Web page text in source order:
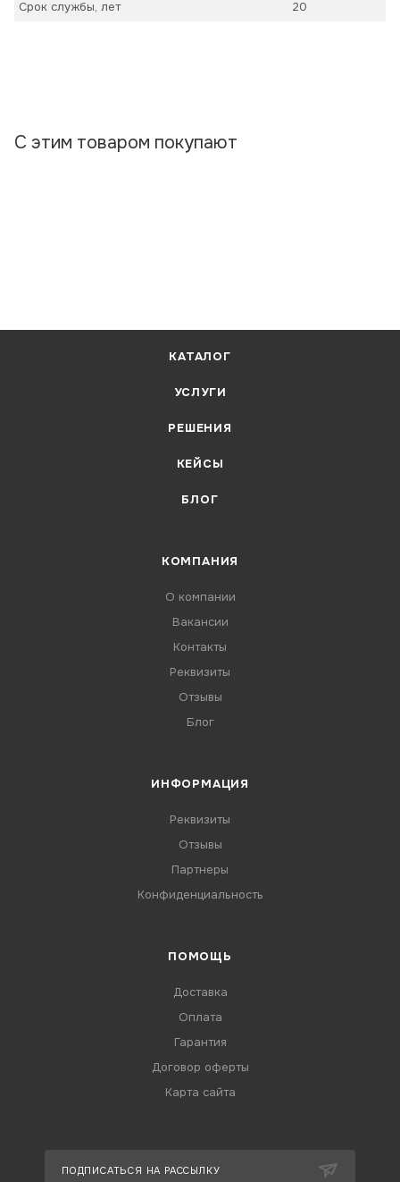
Срок службы, лет
20
С этим товаром покупают
КАТАЛОГ
УСЛУГИ
РЕШЕНИЯ
КЕЙСЫ
БЛОГ
КОМПАНИЯ
О компании
Вакансии
Контакты
Реквизиты
Отзывы
Блог
ИНФОРМАЦИЯ
Реквизиты
Отзывы
Партнеры
Конфиденциальность
ПОМОЩЬ
Доставка
Оплата
Гарантия
Договор оферты
Карта сайта
ПОДПИСАТЬСЯ НА РАССЫЛКУ